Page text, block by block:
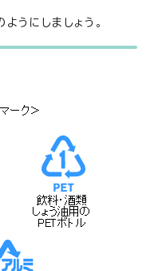
うにしましょう。